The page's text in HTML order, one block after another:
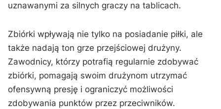
uznawanymi za silnych graczy na tablicach.
Zbiórki wpływają nie tylko na posiadanie piłki, ale
także nadają ton grze przejściowej drużyny.
Zawodnicy, którzy potrafią regularnie zdobywać
zbiórki, pomagają swoim drużynom utrzymać
ofensywną presję i ograniczyć możliwości
zdobywania punktów przez przeciwników.